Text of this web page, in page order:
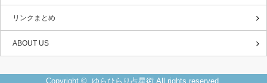
リンクまとめ
ABOUT US
Copyright © ゆらひらり占星術 All rights reserved.